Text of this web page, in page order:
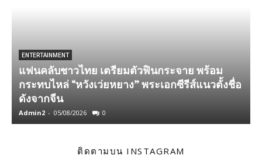
ENTERTAINMENT
แฟนคลับชาวไทย เตรียมตัวฟินกระจาย พร้อม
กระทบไหล่ “หวังเว่ยหยาง” พระเอกซีรีส์แนวตั้งชื่อ
ดังจากจีน
Admin2 - 05/08/2026 0
ติดตามบน INSTAGRAM